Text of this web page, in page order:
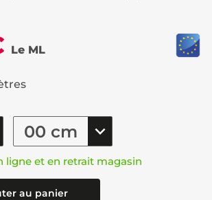
Le ML
ligne et en retrait magasin
au panier